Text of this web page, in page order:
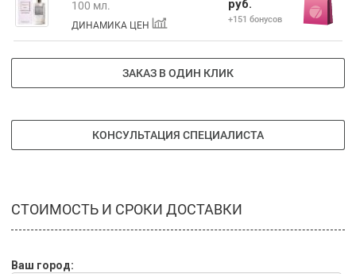
100 мл.
ДИНАМИКА ЦЕН
руб.
+151 бонусов
ЗАКАЗ В ОДИН КЛИК
КОНСУЛЬТАЦИЯ СПЕЦИАЛИСТА
СТОИМОСТЬ И СРОКИ ДОСТАВКИ
Ваш город: